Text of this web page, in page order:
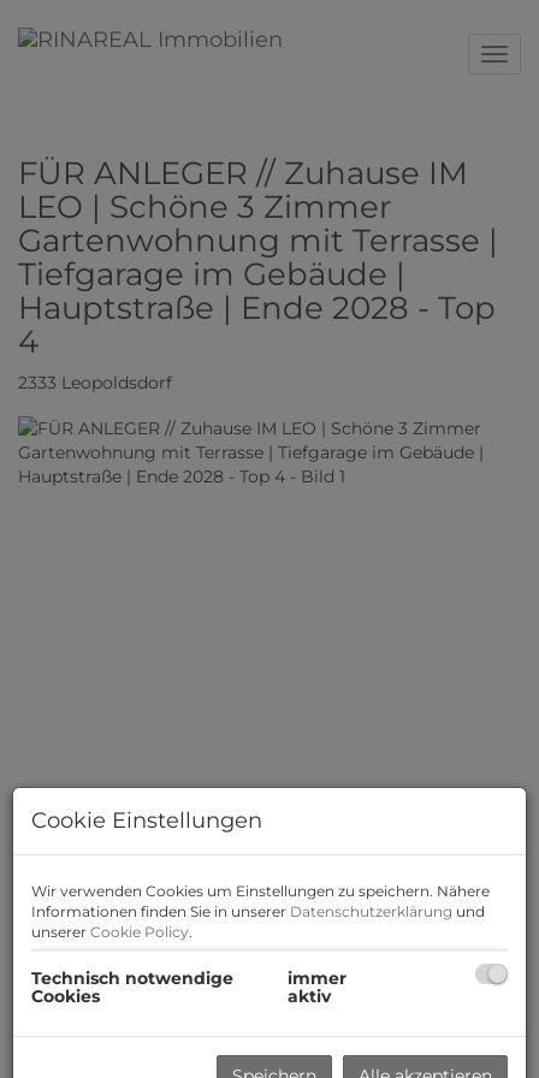
FÜR ANLEGER // Zuhause IM
LEO | Schöne 3 Zimmer
Gartenwohnung mit Terrasse |
Tiefgarage im Gebäude |
Hauptstraße | Ende 2028 - Top
4
2333 Leopoldsdorf
Beschreibung
Zum Verkauf gelangt eine durchdacht geplante 3
Cookie Einstellungen
Wir verwenden Cookies um Einstellungen zu speichern. Nähere
Informationen finden Sie in unserer Datenschutzerklärung und
unserer Cookie Policy.
Technisch notwendige
Cookies
immer
aktiv